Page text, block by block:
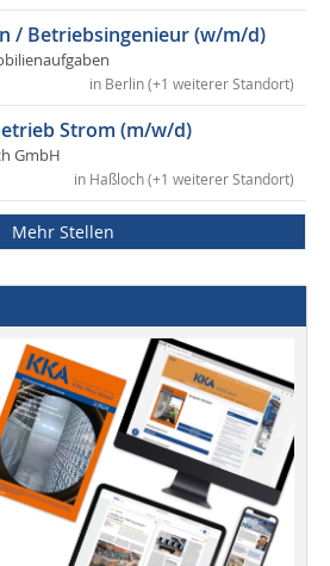
/ Betriebsingenieur (w/m/d)
in Berlin (+1 weiterer Standort)
Strom (m/w/d)
GmbH
in Haßloch (+1 weiterer Standort)
Mehr Stellen